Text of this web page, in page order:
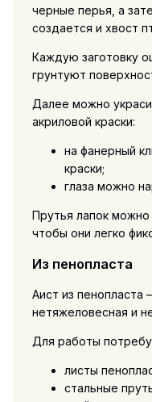
черные перья, а
создается и хвост
Каждую заготовку
грунтуют
Далее можно
акриловой краски:
на фанерный
краски;
глаза можно
Прутья лапок можно
чтобы они легко
Из пенопласта
Аист из пенопласта
нетяжеловесная и
Для работы
листы
стальные